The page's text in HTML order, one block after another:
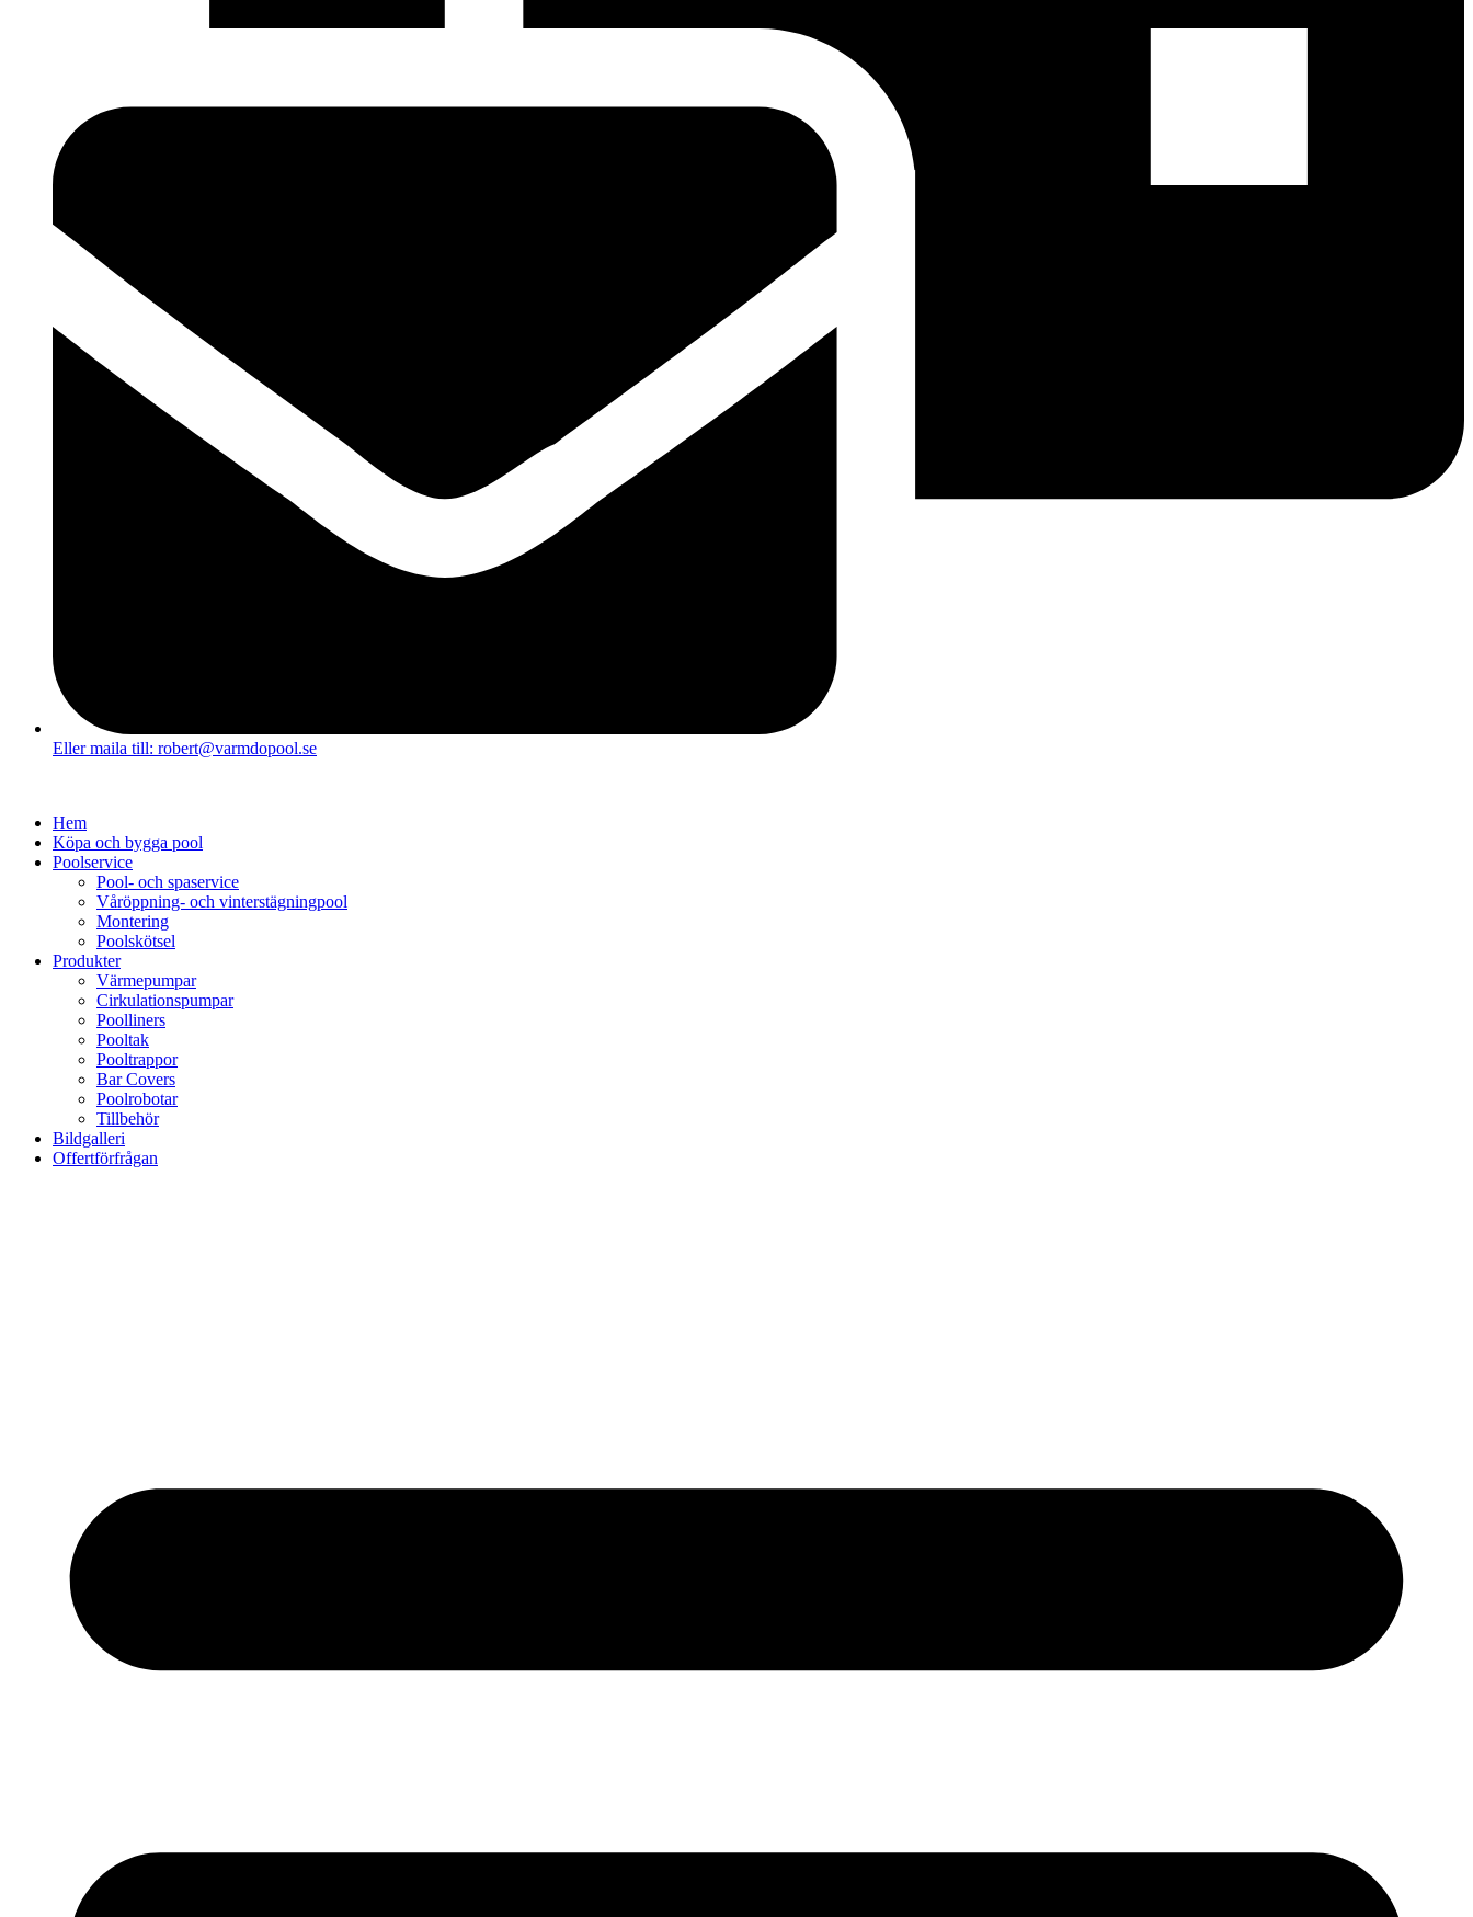
Eller maila till: robert@varmdopool.se
Hem
Köpa och bygga pool
Poolservice
Pool- och spaservice
Våröppning- och vinterstägningpool
Montering
Poolskötsel
Produkter
Värmepumpar
Cirkulationspumpar
Poolliners
Pooltak
Pooltrappor
Bar Covers
Poolrobotar
Tillbehör
Bildgalleri
Offertförfrågan